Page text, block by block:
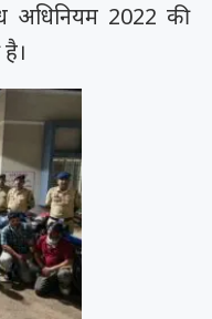
अधिनियम 2022 की